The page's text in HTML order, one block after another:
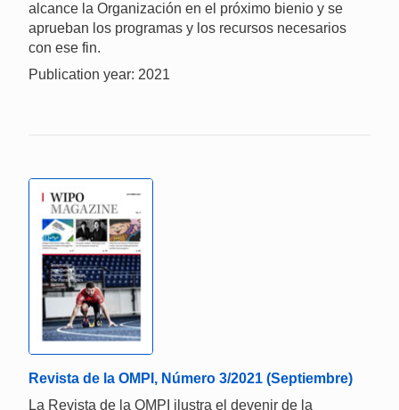
alcance la Organización en el próximo bienio y se
aprueban los programas y los recursos necesarios
con ese fin.
Publication year: 2021
Revista de la OMPI, Número 3/2021 (Septiembre)
La Revista de la OMPI ilustra el devenir de la